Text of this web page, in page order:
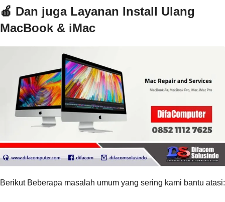
🍎 Dan juga Layanan Install Ulang
MacBook & iMac
Berikut Beberapa masalah umum yang sering kami bantu atasi: